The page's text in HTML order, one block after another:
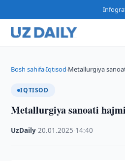
Bosh sahifa›Iqtisod›Metallurgiya
IQTISOD
Metallurgiya sanoati
UzDaily ·20.01.2025 14:40